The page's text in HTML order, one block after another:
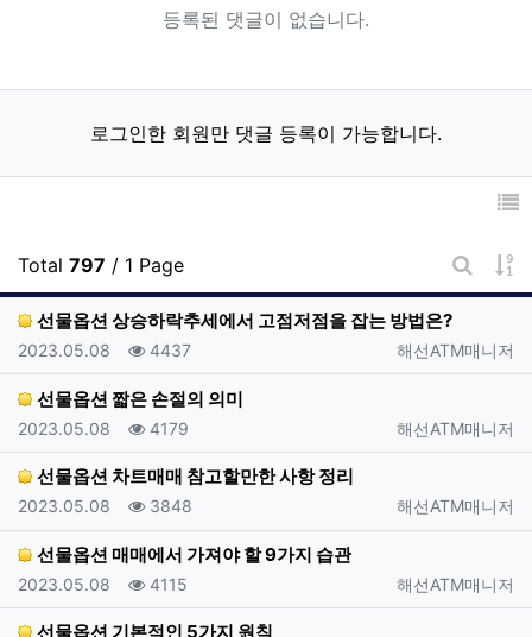
등록된 댓글이 없습니다.
로그인한 회원만 댓글 등록이 가능합니다.
Total 797 / 1 Page
게시판
선물옵션 상승하락추세에서 고점저점을 잡는 방법은?
등록자
해선ATM매니저
등록일
2023.05.08 조회
4437
선물옵션 짧은 손절의 의미
등록자
해선ATM매니저
등록일
2023.05.08 조회
4179
선물옵션 차트매매 참고할만한 사항 정리
등록자
해선ATM매니저
등록일
2023.05.08 조회
3848
선물옵션 매매에서 가져야 할 9가지 습관
등록자
해선ATM매니저
등록일
2023.05.08 조회
4115
선물옵션 기본적인 5가지 원칙